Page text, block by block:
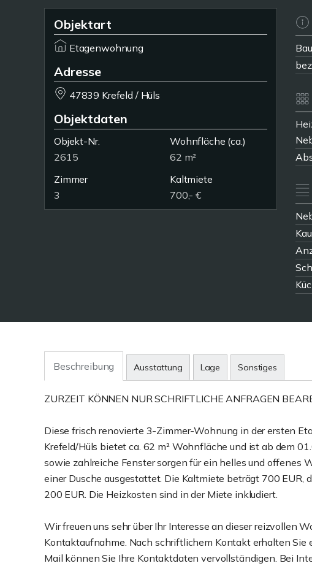
Objektart
Etagenwohnung
Adresse
47839 Krefeld / Hüls
Objektdaten
Objekt-Nr.
2615
Wohnfläche (ca.)
62 m²
Zimmer
3
Kaltmiete
700,- €
Beschreibung Ausstattung Lage Sonstiges
ZURZEIT KÖNNEN NUR SCHRIFTLICHE ANFRAGEN
Diese frisch renovierte 3-Zimmer-Wohnung in der ersten
Krefeld/Hüls bietet ca. 62 m² Wohnfläche und ist ab dem
sowie zahlreiche Fenster sorgen für ein helles und offenes
einer Dusche ausgestattet. Die Kaltmiete beträgt 700 EUR,
200 EUR. Die Heizkosten sind in der Miete inkludiert.
Wir freuen uns sehr über Ihr Interesse an dieser reizvollen
Kontaktaufnahme. Nach schriftlichem Kontakt erhalten Sie
Mail können Sie Ihre Kontaktdaten vervollständigen. Bei